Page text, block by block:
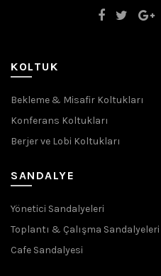
KOLTUK
Bekleme & Misafir Koltukları
Konferans Koltukları
Berjer ve Lobi Koltukları
SANDALYE
Yönetici Sandalyeleri
Toplantı & Çalışma Sandalyeleri
Cafe Sandalyesi